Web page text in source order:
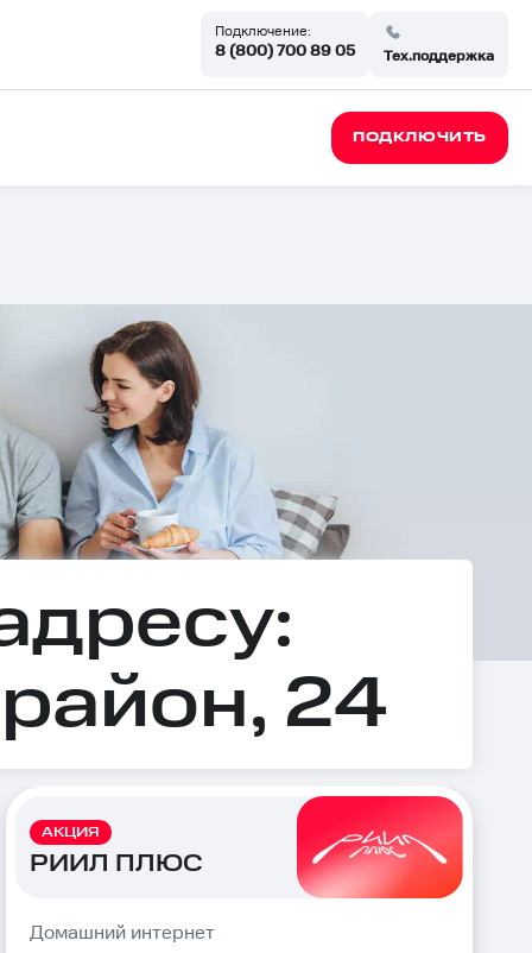
Подключение:
8 (800) 700 89 05 Тех.поддержка
ПОДКЛЮЧИТЬ
24
АКЦИЯ
РИИЛ ПЛЮС
Домашний интернет